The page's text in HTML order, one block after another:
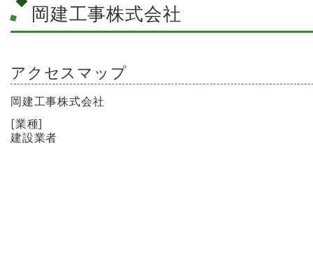
岡建工事株式会社
アクセスマップ
岡建工事株式会社
[業種]
建設業者